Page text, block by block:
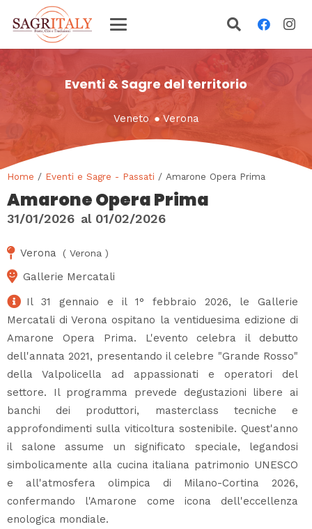
Eventi & Sagre del territorio
Veneto ● Verona
Home / Eventi e Sagre - Passati / Amarone Opera Prima
Amarone Opera Prima
31/01/2026 al 01/02/2026
Verona ( Verona )
Gallerie Mercatali
Il 31 gennaio e il 1° febbraio 2026, le Gallerie
Mercatali di Verona ospitano la ventiduesima edizione di
Amarone Opera Prima. L'evento celebra il debutto
dell'annata 2021, presentando il celebre "Grande Rosso"
della Valpolicella ad appassionati e operatori del
settore. Il programma prevede degustazioni libere ai
banchi dei produttori, masterclass tecniche e
approfondimenti sulla viticoltura sostenibile. Quest'anno
il salone assume un significato speciale, legandosi
simbolicamente alla cucina italiana patrimonio UNESCO
e all'atmosfera olimpica di Milano-Cortina 2026,
confermando l'Amarone come icona dell'eccellenza
enologica mondiale.